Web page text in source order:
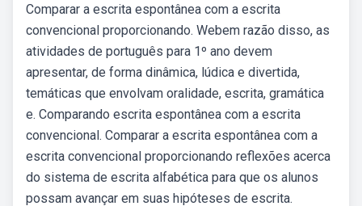
Comparar a escrita espontânea com a escrita
convencional proporcionando. Webem razão disso, as
atividades de português para 1º ano devem
apresentar, de forma dinâmica, lúdica e divertida,
temáticas que envolvam oralidade, escrita, gramática
e. Comparando escrita espontânea com a escrita
convencional. Comparar a escrita espontânea com a
escrita convencional proporcionando reflexões acerca
do sistema de escrita alfabética para que os alunos
possam avançar em suas hipóteses de escrita.